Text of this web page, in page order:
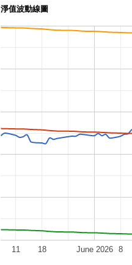
淨值波動線圖
June 2026
11 18 8